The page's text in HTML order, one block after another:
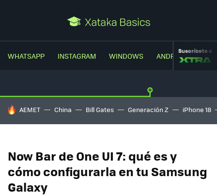
WHATSAPP INSTAGRAM WINDOWS ANDROIDSuscríbete a
HOY SE HABLA DE
AEMET China Bill Gates Generación Z iPhone 18
Now Bar de One UI 7: qué es y
cómo configurarla en tu Samsung
Galaxy